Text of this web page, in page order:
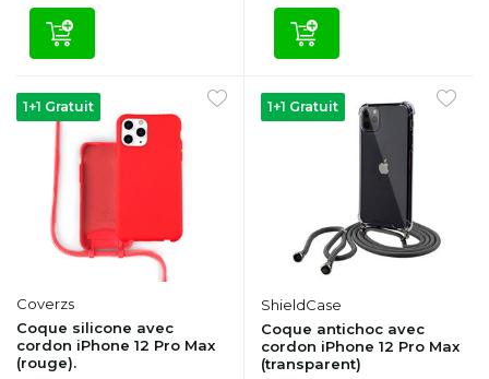
1+1 Gratuit
Coverzs
Coque silicone avec
cordon iPhone 12 Pro Max
(rouge).
1+1 Gratuit
ShieldCase
Coque antichoc avec
cordon iPhone 12 Pro Max
(transparent)